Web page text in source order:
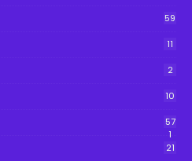
59
11
2
10
57
1
21